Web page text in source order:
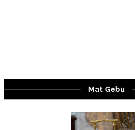
Mat Gebu